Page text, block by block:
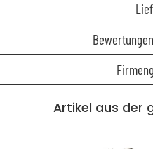
Artikel aus der